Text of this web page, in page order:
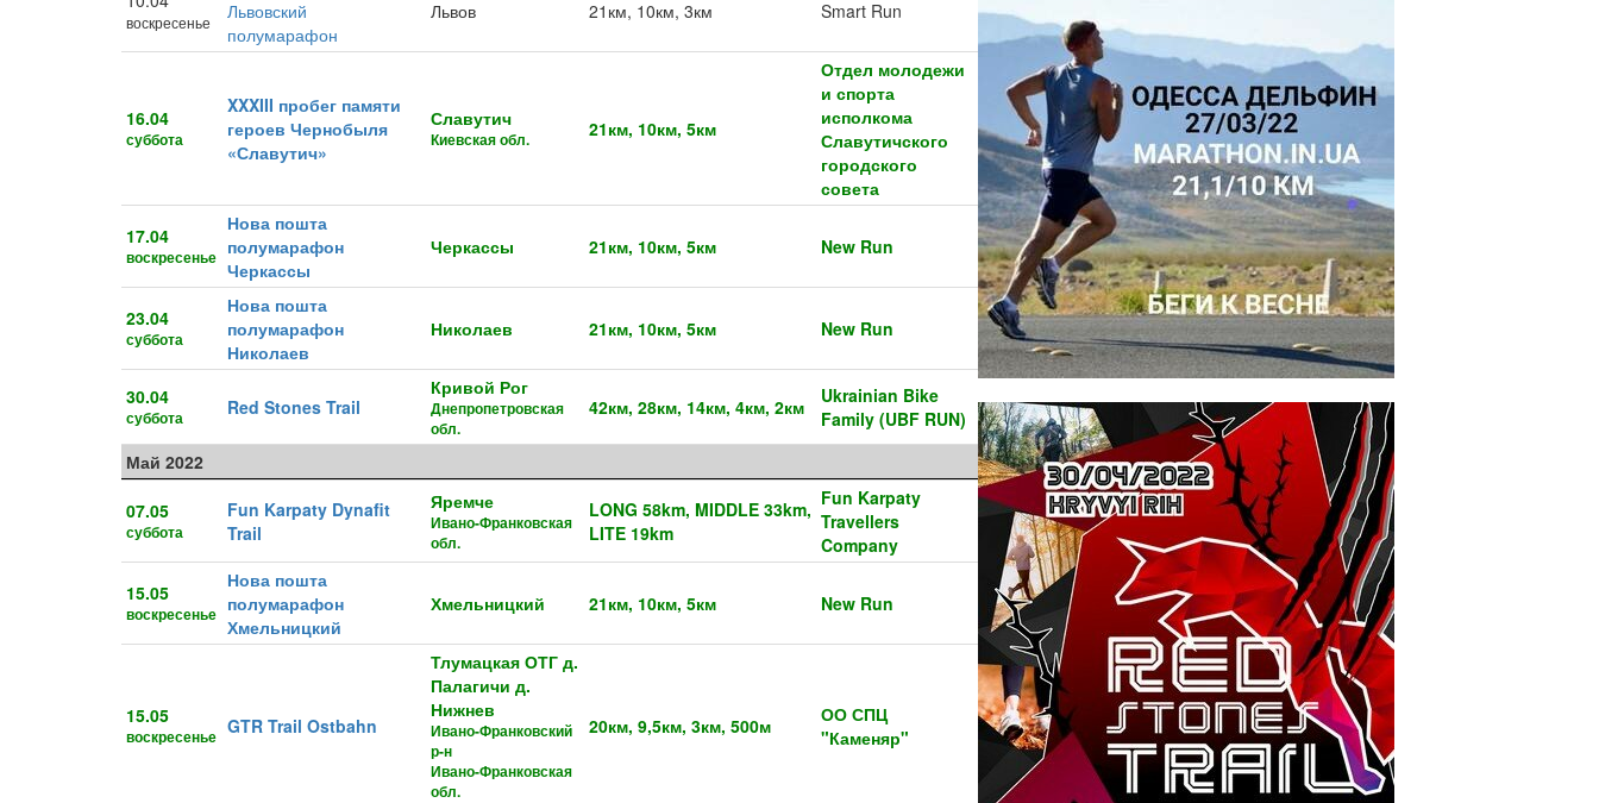
воскресенье
Львовский
полумарафон
Львов 21км, 10км, 3км Smart Run
16.04
суббота
XXXIII пробег памяти
героев Чернобыля
«Славутич»
Славутич
Киевская обл. 21км, 10км, 5км
Отдел молодежи
и спорта
исполкома
Славутичского
городского
совета
17.04
воскресенье
Нова пошта
полумарафон
Черкассы
Черкассы 21км, 10км, 5км New Run
23.04
суббота
Нова пошта
полумарафон
Николаев
Николаев 21км, 10км, 5км New Run
30.04
суббота Red Stones Trail
Кривой Рог
Днепропетровская
обл.
42км, 28км, 14км, 4км, 2км
Ukrainian Bike
Family (UBF RUN)
Май 2022
07.05
суббота
Fun Karpaty Dynafit
Trail
Яремче
Ивано-Франковская
обл.
LONG 58km, MIDDLE 33km,
LITE 19km
Fun Karpaty
Travellers
Company
15.05
воскресенье
Нова пошта
полумарафон
Хмельницкий
Хмельницкий 21км, 10км, 5км New Run
15.05
воскресенье GTR Trail Ostbahn
Тлумацкая ОТГ д.
Палагичи д.
Нижнев
Ивано-Франковский
р-н
Ивано-Франковская
обл.
20км, 9,5км, 3км, 500м
ОО СПЦ
"Каменяр"